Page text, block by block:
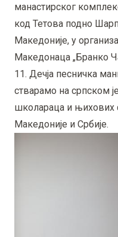
манастирског
код Тетова подно
Македоније, у
Македонаца „Бранко
11. Дечја песничка
стварамо на српском
школараца и њихових
Македоније и Србије.